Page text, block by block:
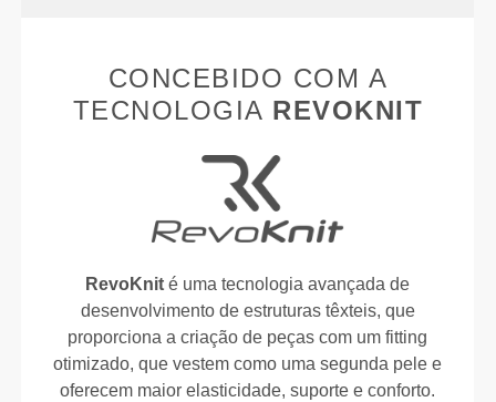
CONCEBIDO COM A
TECNOLOGIA REVOKNIT
RevoKnit é uma tecnologia avançada de
desenvolvimento de estruturas têxteis, que
proporciona a criação de peças com um fitting
otimizado, que vestem como uma segunda pele e
oferecem maior elasticidade, suporte e conforto.